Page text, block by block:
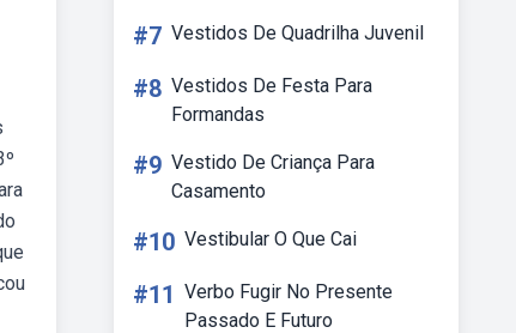
#7 Vestidos De Quadrilha Juvenil
#8 Vestidos De Festa Para
Formandas
#9 Vestido De Criança Para
Casamento
#10 Vestibular O Que Cai
#11 Verbo Fugir No Presente
Passado E Futuro